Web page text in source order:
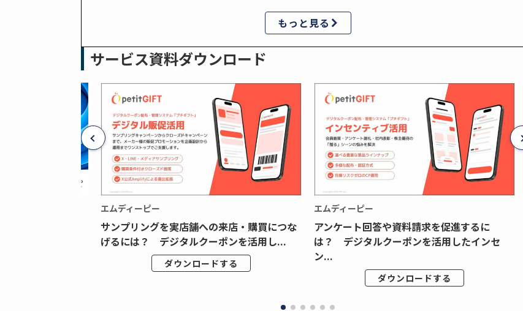
もっと見る
サービス資料ダウンロード
エムディーピー
サンプリングを実店舗への来店・購買につな
げるには？ デジタルクーポンを活用し...
ダウンロードする
エムディーピー
アンケート回答や資料請求を促進するに
は？ デジタルクーポンを活用したインセ
ン...
ダウンロードする